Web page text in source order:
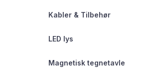
Kabler & Tilbehør
LED lys
Magnetisk tegnetavle